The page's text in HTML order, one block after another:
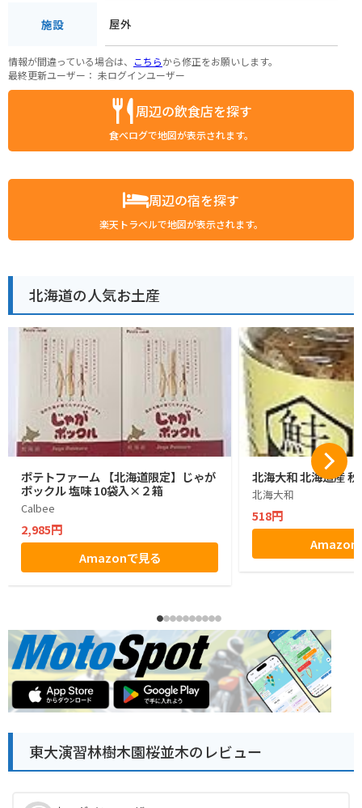
施設 屋外
情報が間違っている場合は、 こちらから修正をお願いします。
最終更新ユーザー： 未ログインユーザー
周辺の飲食店を探す
食べログで地図が表示されます。
周辺の宿を探す
楽天トラベルで地図が表示されます。
北海道の人気お土産
ポテトファーム 【北海道限定】じゃが
ポックル 塩味 10袋入×２箱
Calbee
2,985円
Amazonで見る
北海大和 北海道産
北海大和
518円
Amazon
東大演習林樹木園桜並木のレビュー